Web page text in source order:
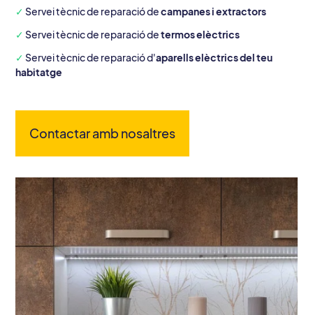
✓ Servei tècnic de reparació decampanes i extractors
✓ Servei tècnic de reparació determos elèctrics
✓ Servei tècnic de reparació d'aparells elèctrics del teu
habitatge
Contactar amb nosaltres